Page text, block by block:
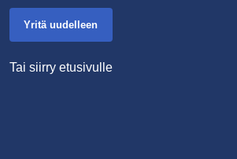
Yritä uudelleen
Tai siirry etusivulle